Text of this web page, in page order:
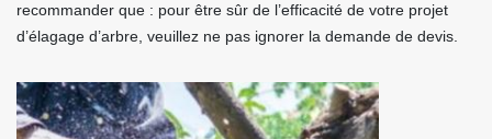
recommander que : pour être sûr de l’efficacité de votre projet
d’élagage d’arbre, veuillez ne pas ignorer la demande de devis.